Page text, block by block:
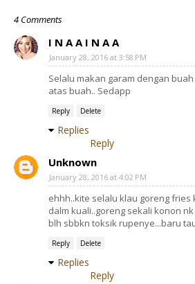
4 Comments
I N A A I N A A
January 28, 2016 at 3:58 PM
Selalu makan garam dengan
atas buah.. Sedapp
Reply Delete
Replies
Reply
Unknown
January 28, 2016 at 4:02 PM
ehhh..kite selalu klau goreng fries
dalm kuali..goreng sekali konon
blh sbbkn toksik rupenye...baru
Reply Delete
Replies
Reply